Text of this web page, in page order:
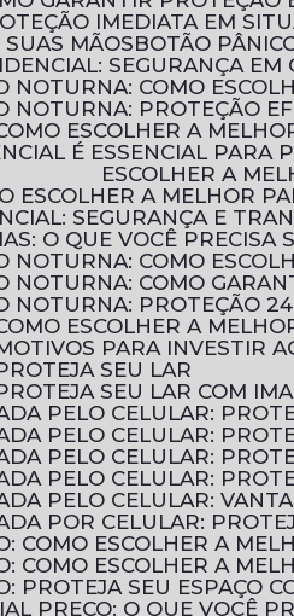
IMEDIATA EM
SUAS MÃOS
BOTÃO
SEGURANÇA EM
NOTURNA: COMO
NOTURNA: PROTEÇÃO
ESCOLHER A
ESCOLHER A
ESCOLHER A MELHOR
SEGURANÇA E
O QUE VOCÊ PRECISA
NOTURNA: COMO
NOTURNA: COMO
NOTURNA: PROTEÇÃO
ESCOLHER A
PARA INVESTIR
SEU LAR
SEU LAR COM
PELO CELULAR:
PELO CELULAR:
PELO CELULAR:
PELO CELULAR:
PELO CELULAR:
POR CELULAR:
COMO ESCOLHER A
COMO ESCOLHER A
PROTEJA SEU ESPAÇO
PREÇO: O QUE VOCÊ